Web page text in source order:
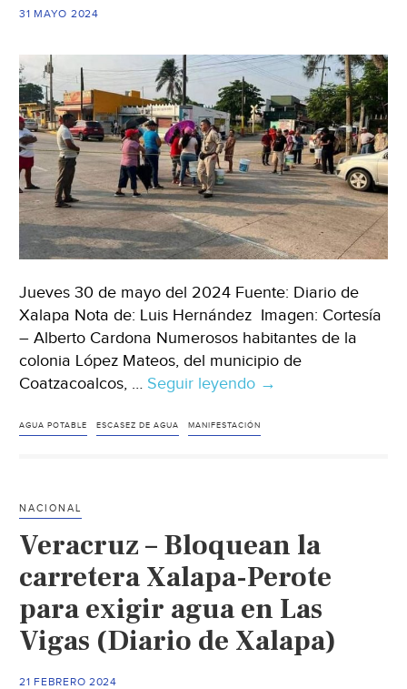
31 MAYO 2024
Jueves 30 de mayo del 2024 Fuente: Diario de
Xalapa Nota de: Luis Hernández Imagen: Cortesía
– Alberto Cardona Numerosos habitantes de la
colonia López Mateos, del municipio de
Coatzacoalcos, … Seguir leyendo Veracruz
a
la
ciudad
por
falta
de
→
AGUA POTABLE ESCASEZ DE AGUA MANIFESTACIÓN
NACIONAL
Veracruz – Bloquean la
carretera Xalapa-Perote
para exigir agua en Las
Vigas (Diario de Xalapa)
21 FEBRERO 2024